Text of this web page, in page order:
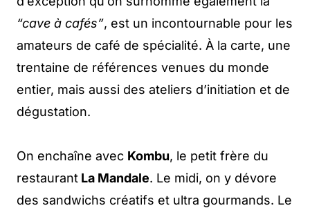
“cave à cafés”, est un incontournable pour les
amateurs de café de spécialité. À la carte, une
trentaine de références venues du monde
entier, mais aussi des ateliers d’initiation et de
dégustation.
On enchaîne avec Kombu, le petit frère du
restaurant La Mandale. Le midi, on y dévore
des sandwichs créatifs et ultra gourmands. Le